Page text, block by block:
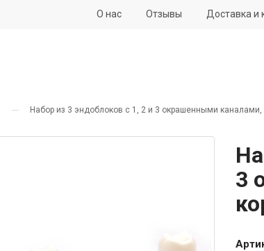
О нас Отзывы Доставка и
Набор из 3 эндоблоков с 1, 2 и 3 окрашенными каналами,
3